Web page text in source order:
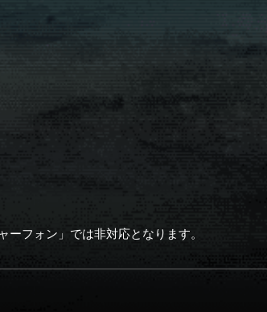
フォン」では非対応となります。